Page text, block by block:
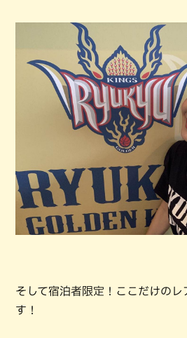
そして宿泊者限定！ここだけのレ
す！